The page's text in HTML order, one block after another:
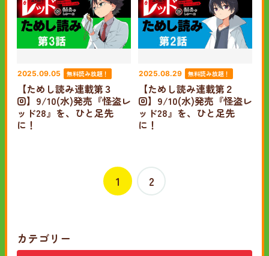
2025.09.05 無料読み放題！
【ためし読み連載第３
回】9/10(水)発売『怪盗レ
ッド28』を、ひと足先
に！
2025.08.29 無料読み放題！
【ためし読み連載第２
回】9/10(水)発売『怪盗レ
ッド28』を、ひと足先
に！
1 2
カテゴリー